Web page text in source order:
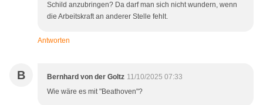
Schild anzubringen? Da darf man sich nicht wundern, wenn
die Arbeitskraft an anderer Stelle fehlt.
Antworten
B Bernhard von der Goltz 11/10/2025 07:33
Wie wäre es mit "Beathoven"?